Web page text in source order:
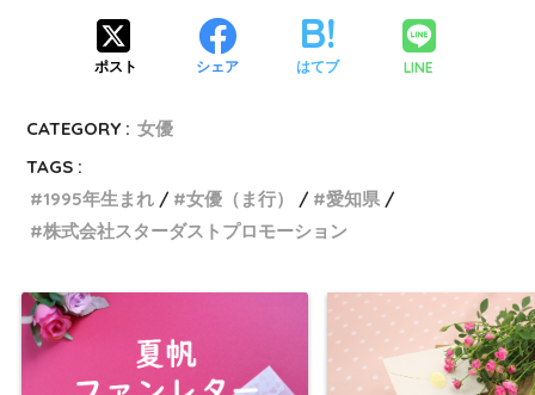
ポスト シェア はてブ LINE
CATEGORY : 女優
TAGS :
1995年生まれ
女優（ま行）
愛知県
株式会社スターダストプロモーション